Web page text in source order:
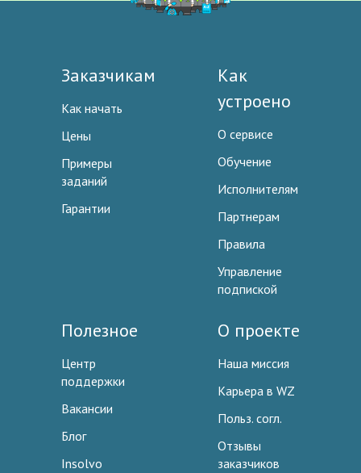
Заказчикам
Как начать
Цены
Примеры
заданий
Гарантии
Как
устроено
О сервисе
Обучение
Исполнителям
Партнерам
Правила
Управление
подпиской
Полезное
Центр
поддержки
Вакансии
Блог
Insolvo
О проекте
Наша миссия
Карьера в WZ
Польз. согл.
Отзывы
заказчиков